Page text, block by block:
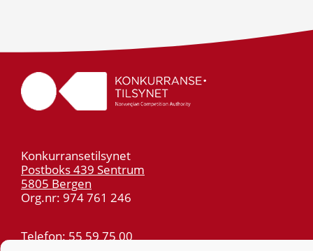
Konkurransetilsynet
Postboks 439 Sentrum
5805 Bergen
Org.nr: 974 761 246
Telefon:55 59 75 00